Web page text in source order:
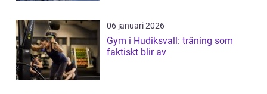
06 januari 2026
Gym i Hudiksvall: träning som
faktiskt blir av